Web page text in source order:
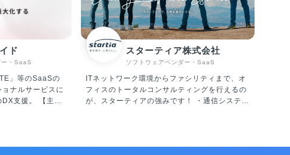
ド
ー・SaaS
」等のSaaSの
ナルサービスに
。 【主な
る、CX(顧客体験)
スターティア株式会社
ソフトウェアベンダー・SaaS
ITネットワーク環境からファシリティまで、オ
フィスのトータルコンサルティングを行えるの
が、スターティアの強みです！ ・通信システム
売、LED照明、空調機器の販売、電子ブレーカ